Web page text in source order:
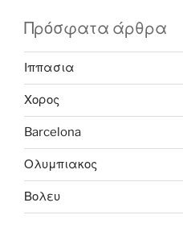
Πρόσφατα άρθρα
Ιππασια
Χορος
Barcelona
Ολυμπιακος
Βολευ